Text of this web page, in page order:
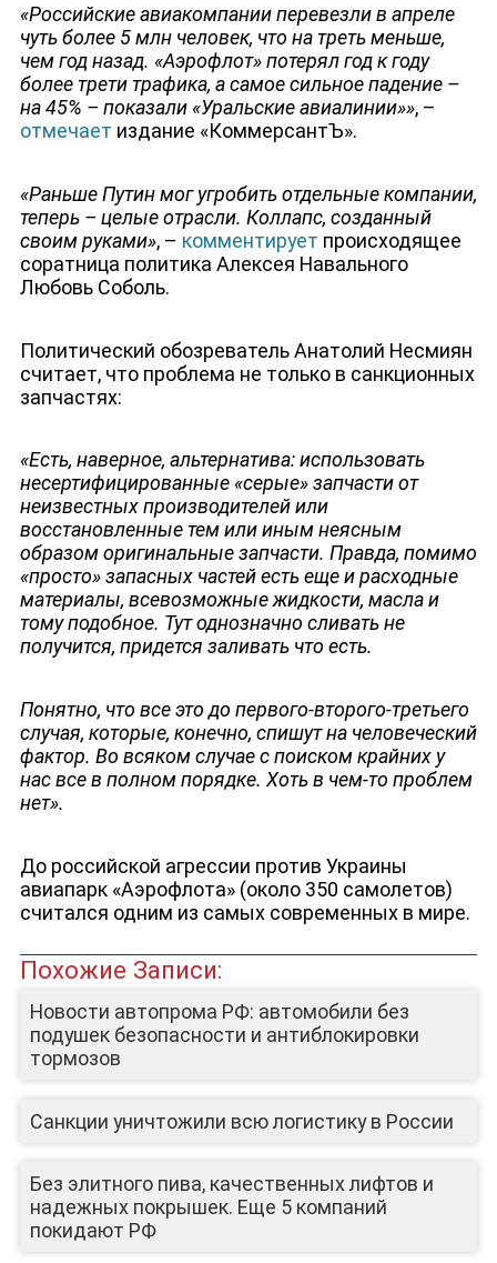
ЮТУБ-КАНАЛ
«Российские авиакомпании перевезли в апреле
чуть более 5 млн человек, что на треть меньше,
чем год назад. «Аэрофлот» потерял год к году
более трети трафика, а самое сильное падение –
на 45% – показали «Уральские авиалинии»», –
отмечает издание «КоммерсантЪ».
«Раньше Путин мог угробить отдельные компании,
теперь – целые отрасли. Коллапс, созданный
своим руками», – комментирует происходящее
соратница политика Алексея Навального
Любовь Соболь.
Политический обозреватель Анатолий Несмиян
считает, что проблема не только в санкционных
запчастях:
«Есть, наверное, альтернатива: использовать
несертифицированные «серые» запчасти от
неизвестных производителей или
восстановленные тем или иным неясным
образом оригинальные запчасти. Правда, помимо
«просто» запасных частей есть еще и расходные
материалы, всевозможные жидкости, масла и
тому подобное. Тут однозначно сливать не
получится, придется заливать что есть.
Понятно, что все это до первого-второго-третьего
случая, которые, конечно, спишут на человеческий
фактор. Во всяком случае с поиском крайних у
нас все в полном порядке. Хоть в чем-то проблем
нет».
До российской агрессии против Украины
авиапарк «Аэрофлота» (около 350 самолетов)
считался одним из самых современных в мире.
Похожие Записи:
Новости автопрома РФ: автомобили без
подушек безопасности и антиблокировки
тормозов
Санкции уничтожили всю логистику в России
Без элитного пива, качественных лифтов и
надежных покрышек. Еще 5 компаний
покидают РФ